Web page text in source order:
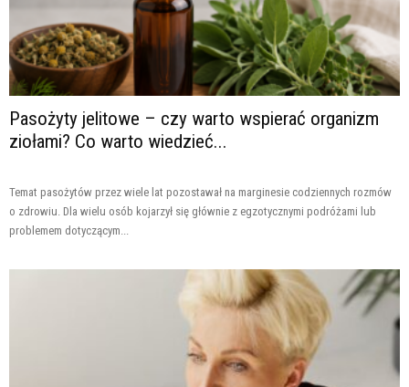
Pasożyty jelitowe – czy warto wspierać organizm
ziołami? Co warto wiedzieć...
Temat pasożytów przez wiele lat pozostawał na marginesie codziennych rozmów
o zdrowiu. Dla wielu osób kojarzył się głównie z egzotycznymi podróżami lub
problemem dotyczącym...